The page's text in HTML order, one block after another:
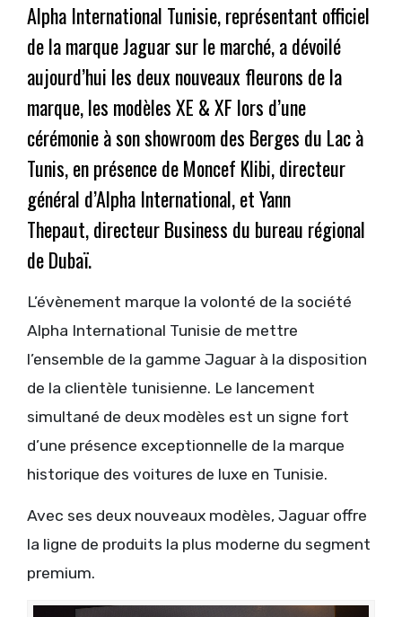
Alpha International Tunisie, représentant officiel
de la marque Jaguar sur le marché, a dévoilé
aujourd’hui les deux nouveaux fleurons de la
marque, les modèles XE & XF lors d’une
cérémonie à son showroom des Berges du Lac à
Tunis, en présence de Moncef Klibi, directeur
général d’Alpha International, et Yann
Thepaut, directeur Business du bureau régional
de Dubaï.
L’évènement marque la volonté de la société
Alpha International Tunisie de mettre
l’ensemble de la gamme Jaguar à la disposition
de la clientèle tunisienne. Le lancement
simultané de deux modèles est un signe fort
d’une présence exceptionnelle de la marque
historique des voitures de luxe en Tunisie.
Avec ses deux nouveaux modèles, Jaguar offre
la ligne de produits la plus moderne du segment
premium.